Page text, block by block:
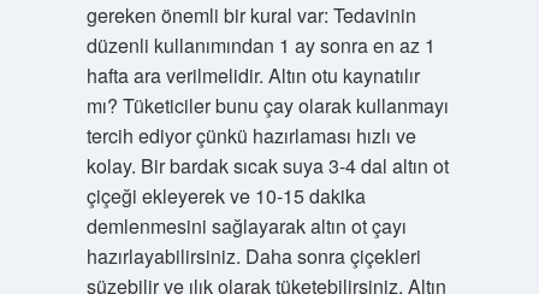
gereken önemli bir kural var: Tedavinin
düzenli kullanımından 1 ay sonra en az 1
hafta ara verilmelidir. Altın otu kaynatılır
mı? Tüketiciler bunu çay olarak kullanmayı
tercih ediyor çünkü hazırlaması hızlı ve
kolay. Bir bardak sıcak suya 3-4 dal altın ot
çiçeği ekleyerek ve 10-15 dakika
demlenmesini sağlayarak altın ot çayı
hazırlayabilirsiniz. Daha sonra çiçekleri
süzebilir ve ılık olarak tüketebilirsiniz. Altın